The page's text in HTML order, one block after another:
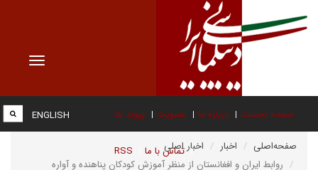
Toggle
صفحه نخست درباره ما عضویت پیوند ها
تماس با ما RSS
ENGLISH
صفحه‌اصلی اخبار
اخبار اصلی
روابط ایران و افغانستان از منظر آموزش کودکان پناهنده و آواره